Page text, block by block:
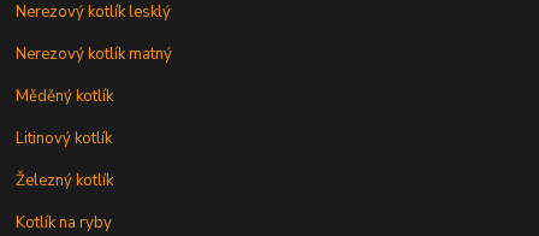
Nerezový kotlík lesklý
Nerezový kotlík matný
Měděný kotlík
Litinový kotlík
Železný kotlík
Kotlík na ryby